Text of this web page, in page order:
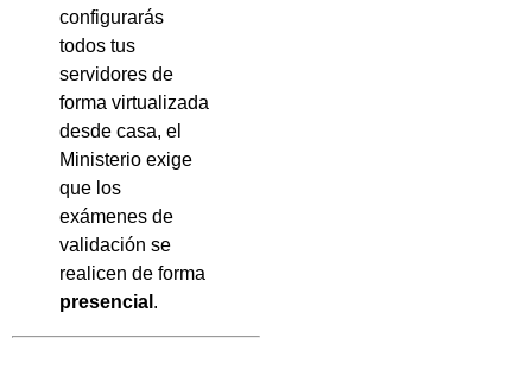
configurarás
todos tus
servidores de
forma virtualizada
desde casa, el
Ministerio exige
que los
exámenes de
validación se
realicen de forma
presencial .